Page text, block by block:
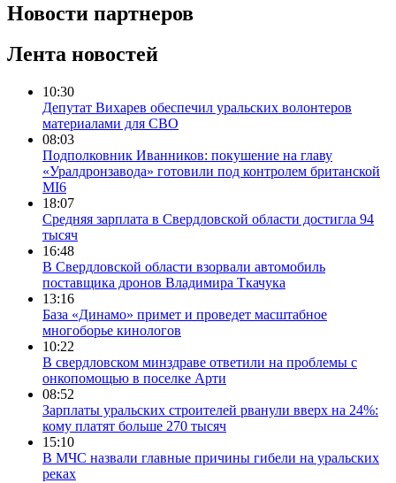
Новости партнеров
Лента новостей
10:30
Депутат Вихарев обеспечил уральских волонтеров
материалами для СВО
08:03
Подполковник Иванников: покушение на главу
«Уралдронзавода» готовили под контролем британской
MI6
18:07
Средняя зарплата в Свердловской области достигла 94
тысяч
16:48
В Свердловской области взорвали автомобиль
поставщика дронов Владимира Ткачука
13:16
База «Динамо» примет и проведет масштабное
многоборье кинологов
10:22
В свердловском минздраве ответили на проблемы с
онкопомощью в поселке Арти
08:52
Зарплаты уральских строителей рванули вверх на 24%:
кому платят больше 270 тысяч
15:10
В МЧС назвали главные причины гибели на уральских
реках